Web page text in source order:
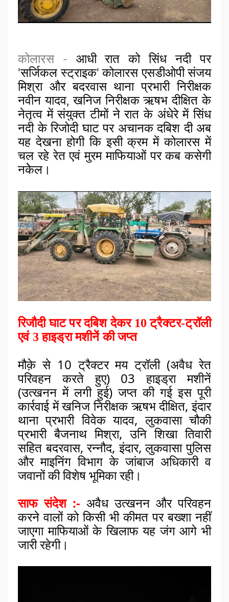
कोलारस- आधी रात को सिंध नदी पर
'सर्जिकल स्ट्राइक' कोलारस एसडीओपी संजय
मिश्रा और बदरवास थाना प्रभारी निरीक्षक
नवीन यादव, खनिज निरीक्षक ऋषभ दीक्षित के
नेतृत्व में संयुक्त टीमों ने रात के अंधेरे में सिंध
नदी के रिजोदी घाट पर अचानक दबिश दी अब
यह देखना होगी कि इसी क्रम में कोलारस में
चल रहे रेत एवं मुरम माफियाओं पर कब कसेगी
नकेेल।
रिजौदी घाट पर दबिश देकर 10 ट्रैक्टर-ट्रॉली
एवं 3 हाइड्रा मशीनें की जप्त
मौक़े से 10 ट्रैक्टर मय ट्रॉली (अवैध रेत
परिवहन करते हुए) 03 हाइड्रा मशीनें
(उत्खनन में लगी हुई) जप्त की गई इस पूरी
कार्रवाई में खनिज निरीक्षक ऋषभ दीक्षित, इंदार
थाना प्रभारी विवेक यादव, लुकवासा चौकी
प्रभारी बैजनाथ मिश्रा, उनि शिखा तिवारी
सहित बदरवास, रन्नौद, इंदार, लुकवासा पुलिस
और माइनिंग विभाग के जांबाज अधिकारी व
जवानों की विशेष भूमिका रही।
साफ संदेश :- अवैध उत्खनन और परिवहन
करने वालों को किसी भी कीमत पर बख्शा नहीं
जाएगा माफियाओं के खिलाफ यह जंग आगे भी
जारी रहेगी।